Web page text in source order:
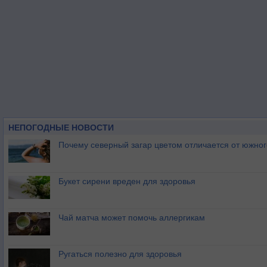
НЕПОГОДНЫЕ НОВОСТИ
Почему северный загар цветом отличается от
Букет сирени вреден для здоровья
Чай матча может помочь аллергикам
Ругаться полезно для здоровья